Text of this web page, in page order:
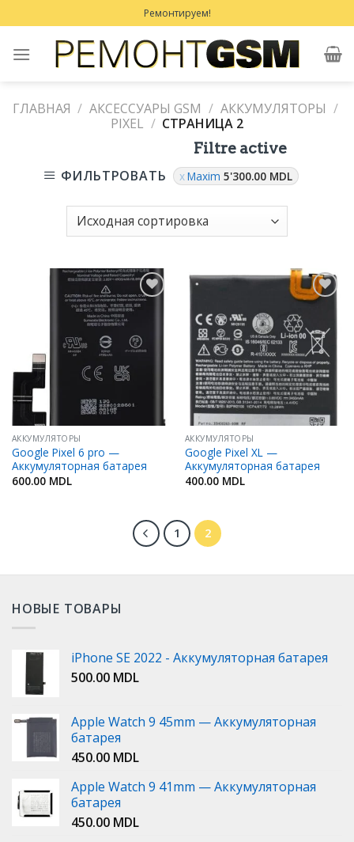
to
content
Ремонтируем!
ГЛАВНАЯ / АКСЕССУАРЫ GSM / АККУМУЛЯТОРЫ /
PIXEL / СТРАНИЦА 2
ФИЛЬТРОВАТЬ
Filtre active
Maxim5'300.00 MDL
Добавить
Избранное
АККУМУЛЯТОРЫ
Google Pixel 6 pro —
Аккумуляторная батарея
600.00 MDL
Избранное
АККУМУЛЯТОРЫ
Google Pixel XL —
Аккумуляторная батарея
400.00 MDL
1 2
НОВЫЕ ТОВАРЫ
iPhone SE 2022 - Аккумуляторная батарея
500.00 MDL
Apple Watch 9 45mm — Аккумуляторная
батарея
450.00 MDL
Apple Watch 9 41mm — Аккумуляторная
батарея
450.00 MDL